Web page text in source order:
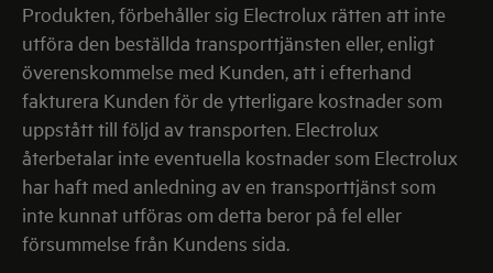
Produkten, förbehåller sig Electrolux rätten att inte
utföra den beställda transporttjänsten eller, enligt
överenskommelse med Kunden, att i efterhand
fakturera Kunden för de ytterligare kostnader som
uppstått till följd av transporten. Electrolux
återbetalar inte eventuella kostnader som Electrolux
har haft med anledning av en transporttjänst som
inte kunnat utföras om detta beror på fel eller
försummelse från Kundens sida.